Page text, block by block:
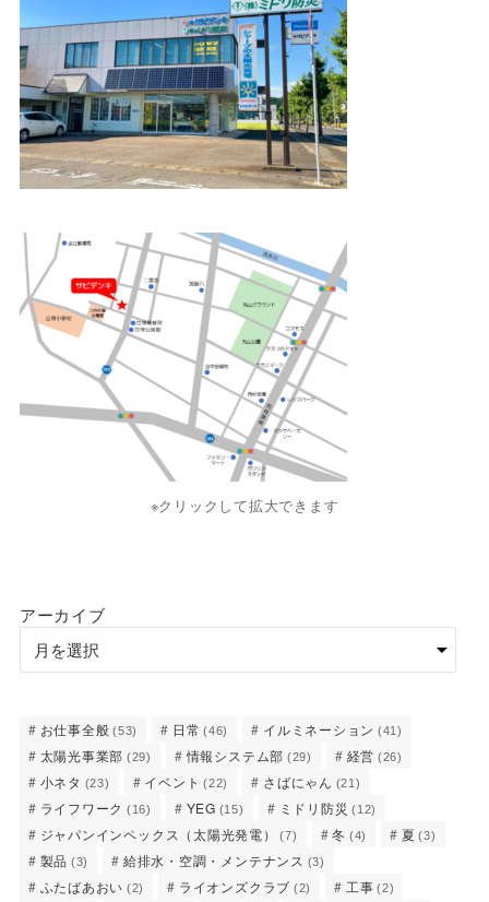
※クリックして拡大できます
アーカイブ
お仕事全般 (53) 日常 (46) イルミネーション (41)
太陽光事業部 (29) 情報システム部 (29) 経営 (26)
小ネタ (23) イベント (22) さばにゃん (21)
ライフワーク (16) YEG (15) ミドリ防災 (12)
ジャパンインペックス（太陽光発電） (7) 冬 (4) 夏 (3)
製品 (3) 給排水・空調・メンテナンス (3)
ふたばあおい (2) ライオンズクラブ (2) 工事 (2)